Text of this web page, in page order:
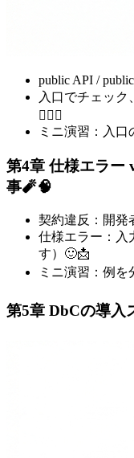
public API /
入口でチェック
🧘‍♀️✨
ミニ演習：入口
第4章 仕様エラー
事🧨🧠
契約違反：開発
仕様エラー：入
す）🙂📩
ミニ演習：例
第5章 DbCの導入